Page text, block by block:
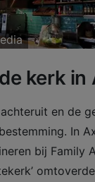
kerk in
en de
In
bij Family